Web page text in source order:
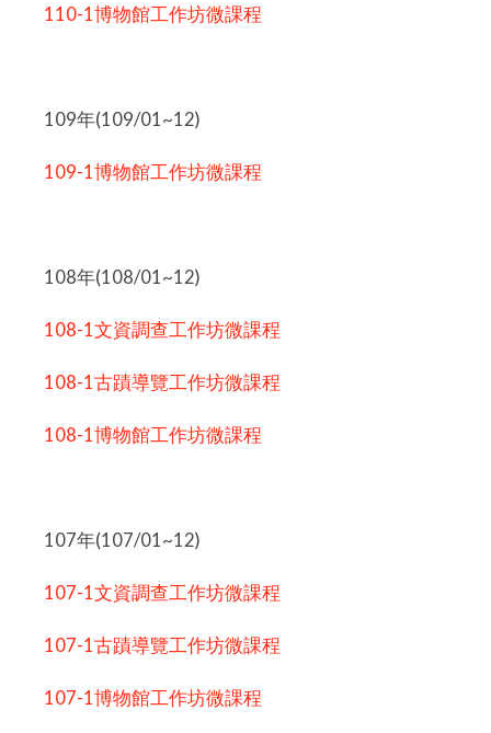
110-1博物館工作坊微課程
109年(109/01~12)
109-1博物館工作坊微課程
108年(108/01~12)
108-1文資調查工作坊微課程
108-1古蹟導覽工作坊微課程
108-1博物館工作坊微課程
107年(107/01~12)
107-1文資調查工作坊微課程
107-1古蹟導覽工作坊微課程
107-1博物館工作坊微課程